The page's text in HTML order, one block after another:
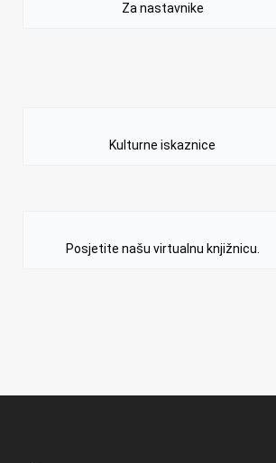
Za nastavnike
Kulturne iskaznice
Posjetite našu virtualnu knjižnicu.